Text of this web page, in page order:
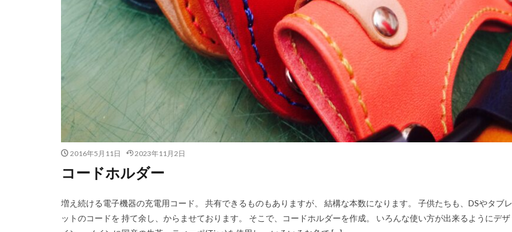
2016年5月11日 2023年11月2日
コードホルダー
増え続ける電子機器の充電用コード。 共有できるものもありますが、 結構な本数になります。 子供たちも、DSやタブレ
ットのコードを 持て余し、からませております。 そこで、コードホルダーを作成。 いろんな使い方が出来るようにデザ